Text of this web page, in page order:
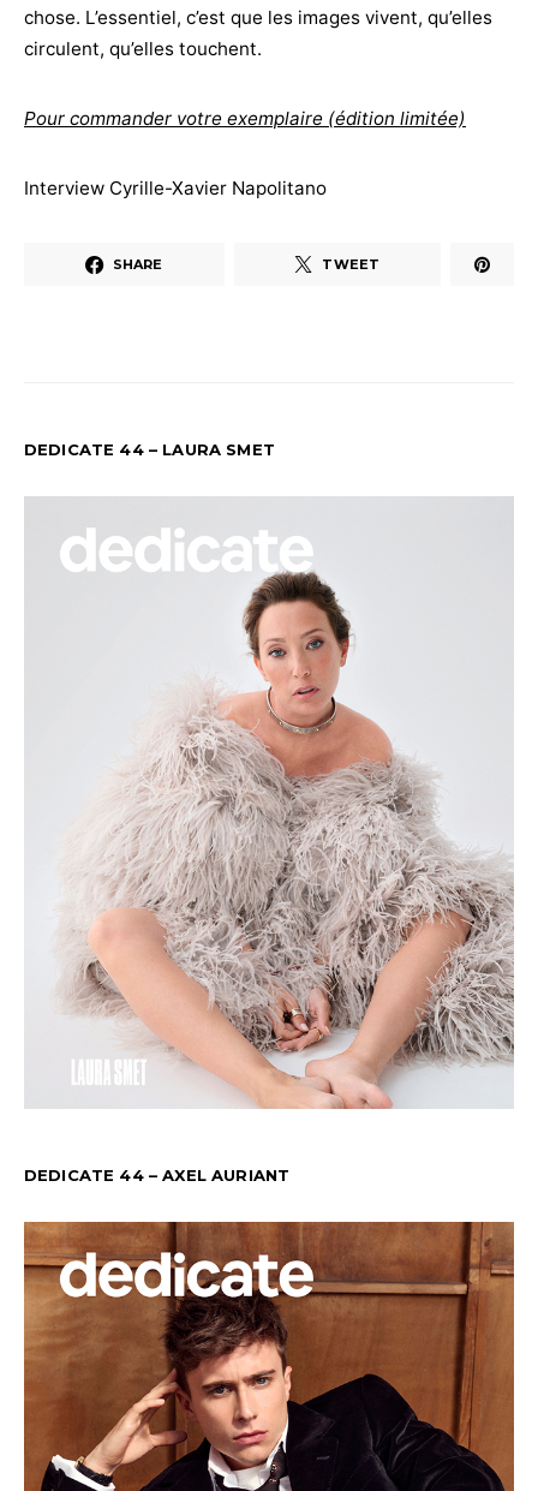
chose. L’essentiel, c’est que les images vivent, qu’elles
circulent, qu’elles touchent.
Pour commander votre exemplaire (édition limitée)
Interview Cyrille-Xavier Napolitano
SHARE TWEET
DEDICATE 44 – LAURA SMET
DEDICATE 44 – AXEL AURIANT